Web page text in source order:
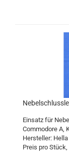
Einsatz für
Commodore A,
Hersteller: Hella
Preis pro Stück,